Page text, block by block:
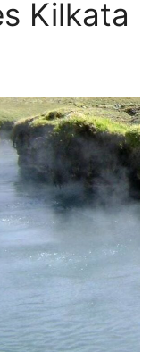
Kilkata